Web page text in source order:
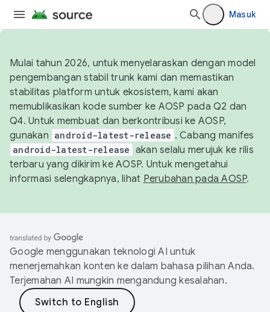
Masuk
Mulai tahun 2026, untuk menyelaraskan dengan model
pengembangan stabil trunk kami dan memastikan
stabilitas platform untuk ekosistem, kami akan
memublikasikan kode sumber ke AOSP pada Q2 dan
Q4. Untuk membuat dan berkontribusi ke AOSP,
gunakan android-latest-release . Cabang manifes
android-latest-release akan selalu merujuk ke rilis
terbaru yang dikirim ke AOSP. Untuk mengetahui
informasi selengkapnya, lihat Perubahan pada AOSP.
Google menggunakan teknologi AI untuk
menerjemahkan konten ke dalam bahasa pilihan Anda.
Terjemahan AI mungkin mengandung kesalahan.